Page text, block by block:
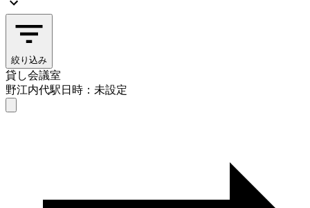
絞り込み
貸し会議室
野江内代駅日時：未設定